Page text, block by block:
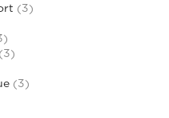
(3)
(3)
(3)